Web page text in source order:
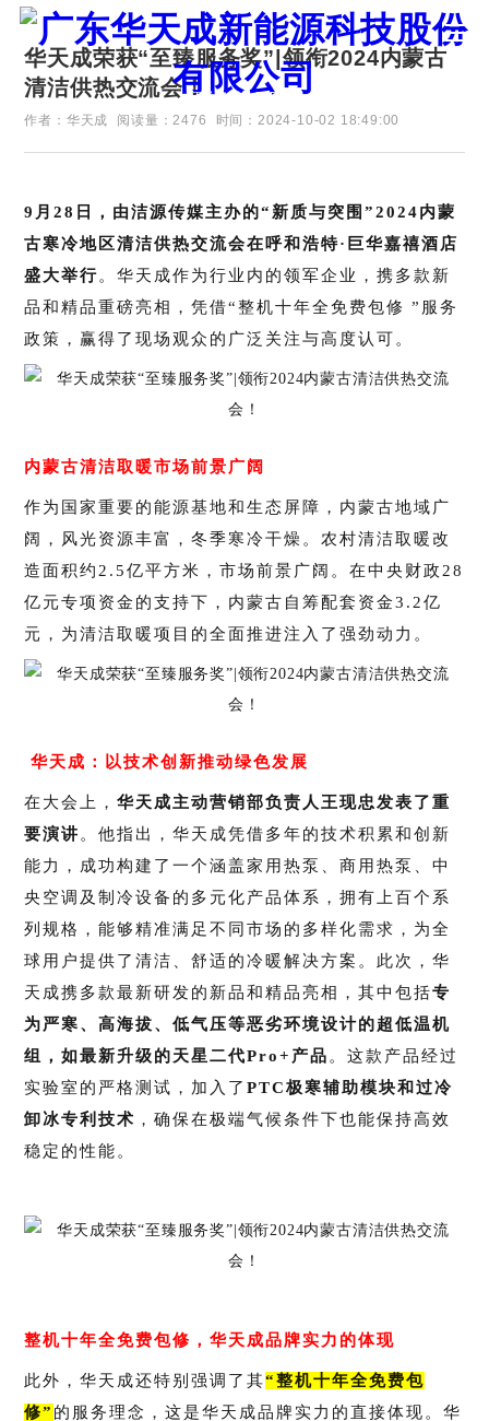
证券代码：835751
华天成荣获“至臻服务奖”|领衔2024内蒙古
清洁供热交流会！
作者：华天成 阅读量：2476 时间：2024-10-02 18:49:00
9月28日，由洁源传媒主办的“新质与突围”2024内蒙
古寒冷地区清洁供热交流会在呼和浩特·巨华嘉禧酒店
盛大举行。华天成作为行业内的领军企业，携多款新
品和精品重磅亮相，凭借“整机十年全免费包修 ”服务
政策，赢得了现场观众的广泛关注与高度认可。
内蒙古清洁取暖市场前景广阔
作为国家重要的能源基地和生态屏障，内蒙古地域广
阔，风光资源丰富，冬季寒冷干燥。农村清洁取暖改
造面积约2.5亿平方米，市场前景广阔。在中央财政28
亿元专项资金的支持下，内蒙古自筹配套资金3.2亿
元，为清洁取暖项目的全面推进注入了强劲动力。
华天成：以技术创新推动绿色发展
在大会上，华天成主动营销部负责人王现忠发表了重
要演讲 。他指出，华天成凭借多年的技术积累和创新
能力，成功构建了一个涵盖家用热泵、商用热泵、中
央空调及制冷设备的多元化产品体系，拥有上百个系
列规格，能够精准满足不同市场的多样化需求，为全
球用户提供了清洁、舒适的冷暖解决方案。此次，华
天成携多款最新研发的新品和精品亮相，其中包括专
为严寒、高海拔、低气压等恶劣环境设计的超低温机
组，如最新升级的天星二代Pro+产品 。这款产品经过
实验室的严格测试，加入了PTC极寒辅助模块和过冷
卸冰专利技术 ，确保在极端气候条件下也能保持高效
稳定的性能。
整机十年全免费包修，华天成品牌实力的体现
此外，华天成还特别强调了其“整机十年全免费包
修” 的服务理念，这是华天成品牌实力的直接体现。华